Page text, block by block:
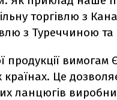
торгівлю з
з Туреччиною та
продукції
країнах. Це
ланцюгів